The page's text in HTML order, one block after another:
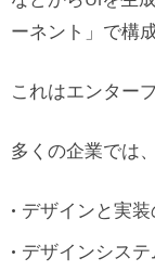
ーネント」で構
これはエンター
多くの企業では、
デザインと実
デザインシス